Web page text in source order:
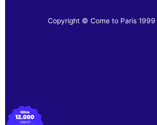
Copyright © Come to Paris